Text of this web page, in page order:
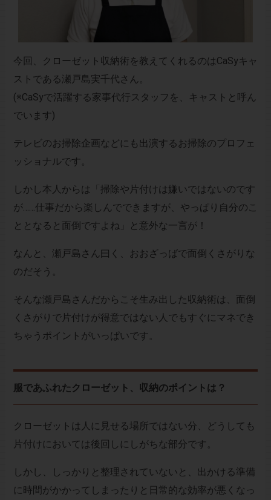
今回、クローゼット収納術を教えてくれるのはCaSyキャ
ストである瀬戸島実千代さん。
(※CaSyで活躍する家事代行スタッフを、キャストと呼ん
でいます)
テレビのお掃除企画などにも出演するお掃除のプロフェ
ッショナルです。
しかし本人からは「掃除や片付けは嫌いではないのです
が……仕事だから楽しんでできますが、やっぱり自分のこ
ととなると面倒ですよね」と意外な一言が！
なんと、瀬戸島さん曰く、おおざっばで面倒くさがりな
のだそう。
そんな瀬戸島さんだからこそ生み出した収納術は、面倒
くさがりで片付けが得意ではない人でもすぐにマネでき
ちゃうポイントがいっぱいです。
服であふれたクローゼット、収納のポイントは？
クローゼットは人に見せる場所ではない分、どうしても
片付けにおいては後回しにしがちな部分です。
しかし、しっかりと整理されていないと、出かける準備
に時間がかかってしまったりと日常的な効率が悪くなっ